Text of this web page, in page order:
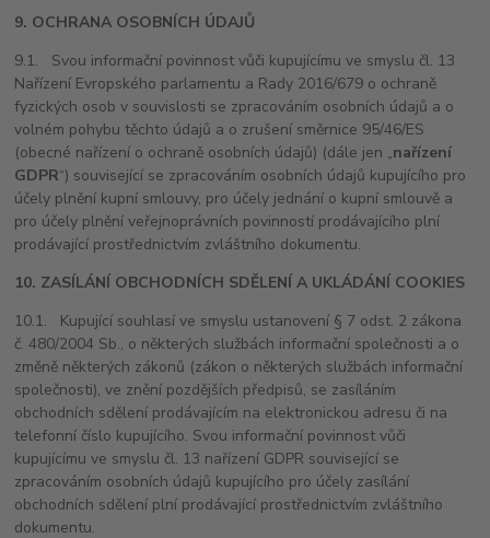
9. OCHRANA OSOBNÍCH ÚDAJŮ
9.1. Svou informační povinnost vůči kupujícímu ve smyslu čl. 13
Nařízení Evropského parlamentu a Rady 2016/679 o ochraně
fyzických osob v souvislosti se zpracováním osobních údajů a o
volném pohybu těchto údajů a o zrušení směrnice 95/46/ES
(obecné nařízení o ochraně osobních údajů) (dále jen „nařízení
GDPR“) související se zpracováním osobních údajů kupujícího pro
účely plnění kupní smlouvy, pro účely jednání o kupní smlouvě a
pro účely plnění veřejnoprávních povinností prodávajícího plní
prodávající prostřednictvím zvláštního dokumentu.
10. ZASÍLÁNÍ OBCHODNÍCH SDĚLENÍ A UKLÁDÁNÍ COOKIES
10.1. Kupující souhlasí ve smyslu ustanovení § 7 odst. 2 zákona
č. 480/2004 Sb., o některých službách informační společnosti a o
změně některých zákonů (zákon o některých službách informační
společnosti), ve znění pozdějších předpisů, se zasíláním
obchodních sdělení prodávajícím na elektronickou adresu či na
telefonní číslo kupujícího. Svou informační povinnost vůči
kupujícímu ve smyslu čl. 13 nařízení GDPR související se
zpracováním osobních údajů kupujícího pro účely zasílání
obchodních sdělení plní prodávající prostřednictvím zvláštního
dokumentu.